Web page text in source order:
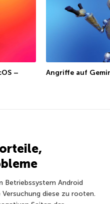
–
Angriffe auf
Betriebssystem Android
diese zu rooten.